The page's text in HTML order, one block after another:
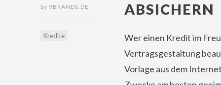
by 9BRANDS.DE
Kredite
ABSICHERN
Wer einen Kredit im
Vertragsgestaltung
Vorlage aus dem